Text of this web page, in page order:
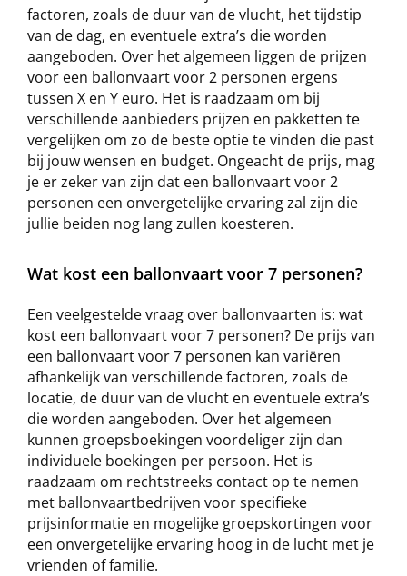
factoren, zoals de duur van de vlucht, het tijdstip
van de dag, en eventuele extra’s die worden
aangeboden. Over het algemeen liggen de prijzen
voor een ballonvaart voor 2 personen ergens
tussen X en Y euro. Het is raadzaam om bij
verschillende aanbieders prijzen en pakketten te
vergelijken om zo de beste optie te vinden die past
bij jouw wensen en budget. Ongeacht de prijs, mag
je er zeker van zijn dat een ballonvaart voor 2
personen een onvergetelijke ervaring zal zijn die
jullie beiden nog lang zullen koesteren.
Wat kost een ballonvaart voor 7 personen?
Een veelgestelde vraag over ballonvaarten is: wat
kost een ballonvaart voor 7 personen? De prijs van
een ballonvaart voor 7 personen kan variëren
afhankelijk van verschillende factoren, zoals de
locatie, de duur van de vlucht en eventuele extra’s
die worden aangeboden. Over het algemeen
kunnen groepsboekingen voordeliger zijn dan
individuele boekingen per persoon. Het is
raadzaam om rechtstreeks contact op te nemen
met ballonvaartbedrijven voor specifieke
prijsinformatie en mogelijke groepskortingen voor
een onvergetelijke ervaring hoog in de lucht met je
vrienden of familie.